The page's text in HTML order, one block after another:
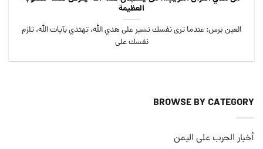
العظيمة
العين برس: عندما ترى نفسك تسير على هدي الله، تهتدي بآيات الله، تلزم
نفسك على
BROWSE BY CATEGORY
أخبار الحرب على اليمن